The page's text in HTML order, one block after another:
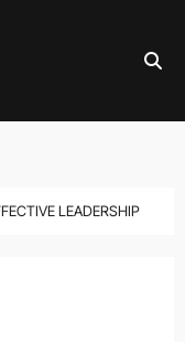
LEADERSHIP